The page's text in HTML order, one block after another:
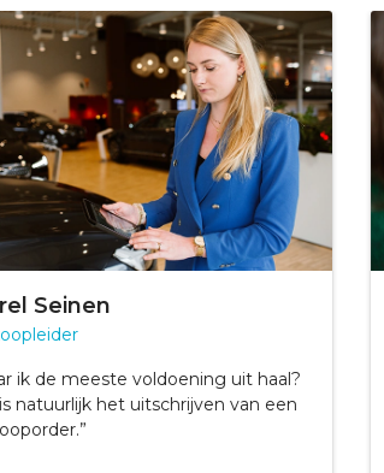
Seinen
ik de meeste voldoening uit haal?
natuurlijk het uitschrijven van een